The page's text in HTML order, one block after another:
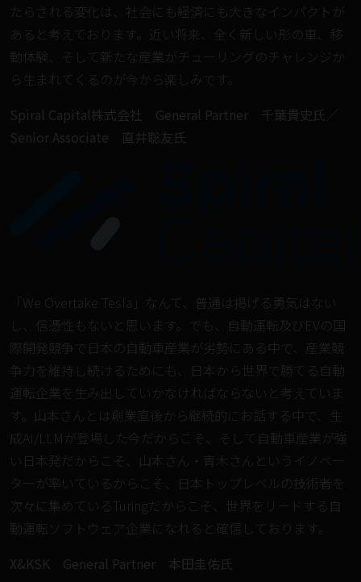
たらされる変化は、社会にも経済にも大きなインパクトが
あると考えております。近い将来、全く新しい形の車、移
動体験、そして新たな産業がチューリングのチャレンジか
ら生まれてくるのが今から楽しみです。
Spiral Capital株式会社 General Partner 千葉貴史氏／
Senior Associate 直井聡友氏
「We Overtake Tesla」なんて、普通は掲げる勇気はない
し、信憑性もないと思います。でも、自動運転及びEVの国
際開発競争で日本の自動車産業が劣勢にある中で、産業競
争力を維持し続けるためにも、日本から世界で勝てる自動
運転企業を生み出していかなければならないと考えていま
す。山本さんとは創業直後から継続的にお話する中で、生
成AI/LLMが登場した今だからこそ、そして自動車産業が強
い日本発だからこそ、山本さん・青木さんというイノベー
ターが率いているからこそ、日本トップレベルの技術者を
次々に集めているTuringだからこそ、世界をリードする自
動運転ソフトウェア企業になれると確信しております。
X&KSK General Partner 本田圭佑氏